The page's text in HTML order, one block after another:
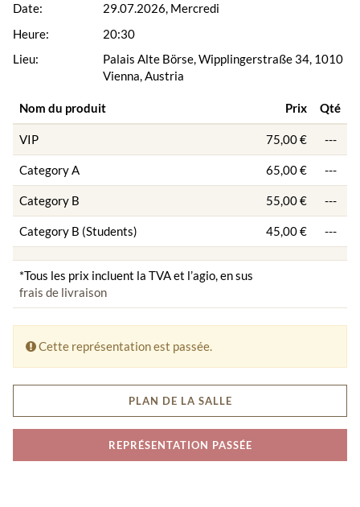
Date:
Heure:
Lieu:
29.07.2026, Mercredi
20:30
Palais Alte Börse, Wipplingerstraße 34, 1010
Vienna, Austria
Nom du produit Prix Qté
VIP 75,00 € ---
Category A 65,00 € ---
Category B 55,00 € ---
Category B (Students) 45,00 € ---
*Tous les prix incluent la TVA et l’agio, en sus
frais de livraison
Cette représentation est passée.
PLAN DE LA SALLE
REPRÉSENTATION PASSÉE